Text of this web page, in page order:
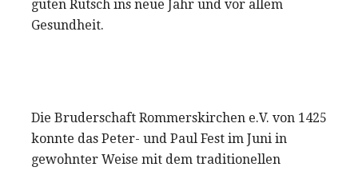
guten Rutsch ins neue Jahr und vor allem
Gesundheit.
Die Bruderschaft Rommerskirchen e.V. von 1425
konnte das Peter- und Paul Fest im Juni in
gewohnter Weise mit dem traditionellen